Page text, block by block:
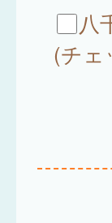
八
(チェ